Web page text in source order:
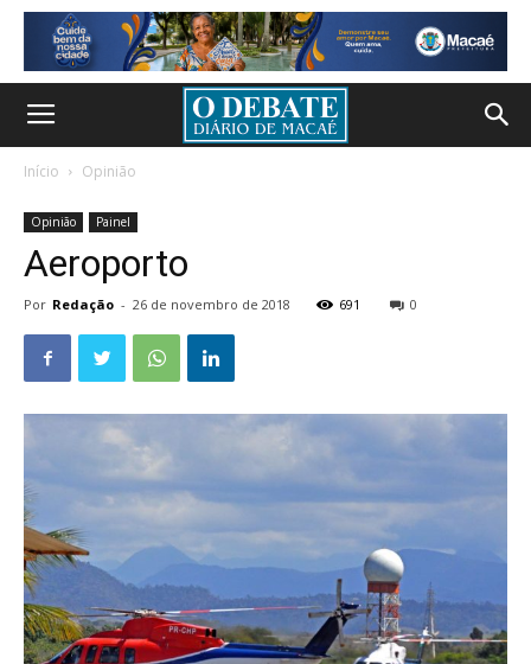
Início Opinião
Opinião Painel
Aeroporto
Por Redação - 26 de novembro de 2018 691 0